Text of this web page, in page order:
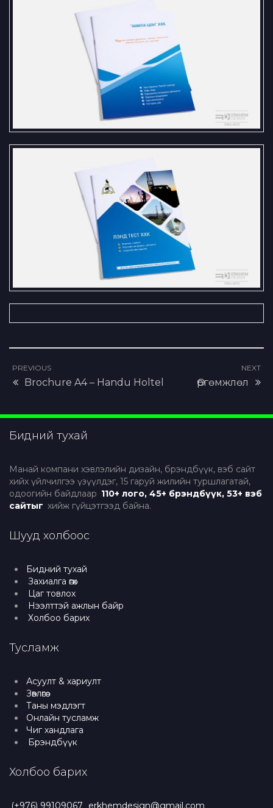
Amila Tson LLC
Brochure – Land_Test Co.,Ltd
PREVIOUS
Brochure A4 – Handu Holtel
NEXT
Өргөмжлөл
Бидний тухай
Манай компани хэвлэлийн дизайн, брэндбүүк, вэб сайт
хийх үйлчилгээ үзүүлдэг, 15 гаруй жилийн туршлагатай,
одоогийн байдлаар 110+ лого, 45+ брэндбүүк, 53+ вэб
сайтыг хийж гүйцэтгээд байна.
Шууд холбоос
Бидний тухай
Захиалга өгөх
Цаг товлох
Нээлттэй ажлын байр
Холбоо барих
Тусламж
Асуулт & хариулт
Зөвлөгөө
Таны мэдлэгт
Онлайн тусламж
Чиг хандлага
Брэндбүүк
Холбоо барих
(+976) 99109067 erkhemdesign@gmail.com